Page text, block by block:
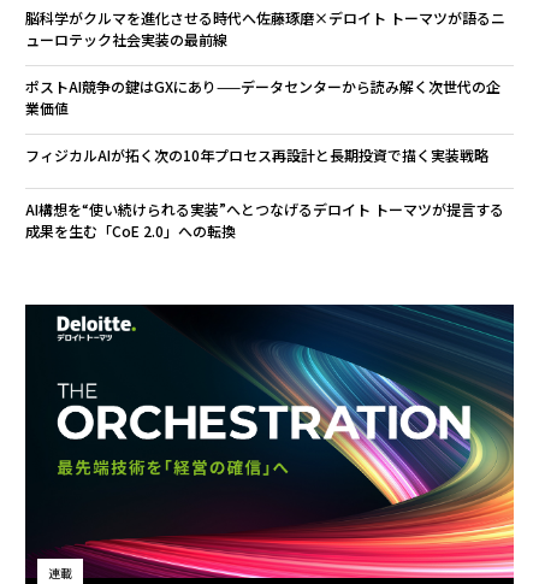
脳科学がクルマを進化させる時代へ――佐藤琢磨×デロイト トーマツが語るニ
ューロテック社会実装の最前線
ポストAI競争の鍵はGXにあり——データセンターから読み解く次世代の企
業価値
フィジカルAIが拓く次の10年――プロセス再設計と長期投資で描く実装戦略
AI構想を“使い続けられる実装”へとつなげる――デロイト トーマツが提言する
成果を生む「CoE 2.0」への転換
連載